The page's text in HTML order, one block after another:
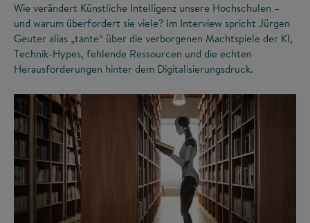
Wie verändert Künstliche Intelligenz unsere Hochschulen –
und warum überfordert sie viele? Im Interview spricht Jürgen
Geuter alias „tante“ über die verborgenen Machtspiele der KI,
Technik-Hypes, fehlende Ressourcen und die echten
Herausforderungen hinter dem Digitalisierungsdruck.